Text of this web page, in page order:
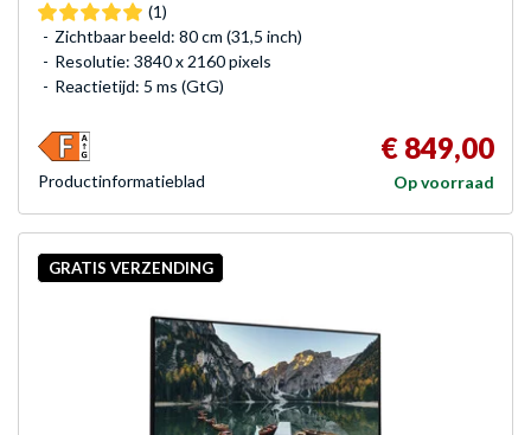
(1)
Zichtbaar beeld: 80 cm (31,5 inch)
Resolutie: 3840 x 2160 pixels
Reactietijd: 5 ms (GtG)
€ 849,00
Op voorraad
Product­informatieblad
GRATIS VERZENDING